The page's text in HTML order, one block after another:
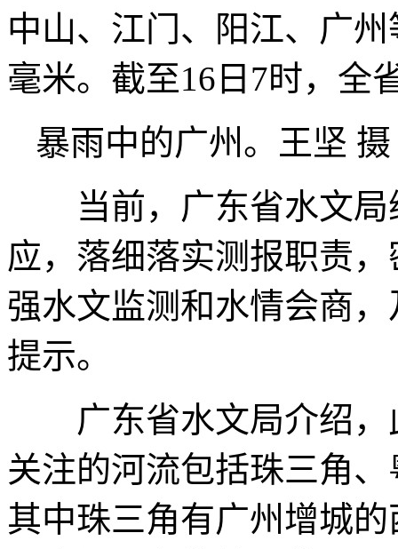
中山、江门、阳江、广
毫米。截至16日7时，全
暴雨中的广州。王坚 摄
当前，广东省水文局
应，落细落实测报职责
强水文监测和水情会商
提示。
广东省水文局介绍，
关注的河流包括珠三角
其中珠三角有广州增城